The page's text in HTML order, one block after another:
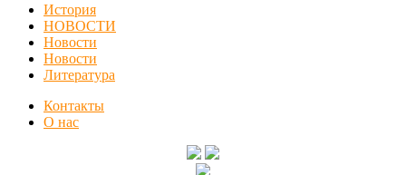
История
НОВОСТИ
Новости
Новости
Литература
Контакты
О нас